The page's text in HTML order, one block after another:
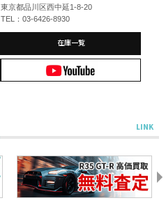
東京都品川区西中延1-8-20
TEL：03-6426-8930
在庫一覧